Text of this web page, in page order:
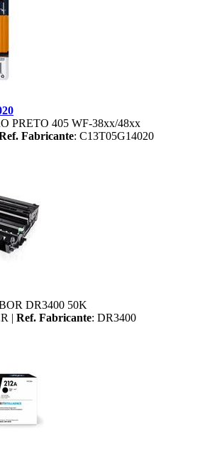
PRETO 405 WF-38xx/48xx
Fabricante: C13T05G14020
DR3400 50K
| Ref. Fabricante: DR3400